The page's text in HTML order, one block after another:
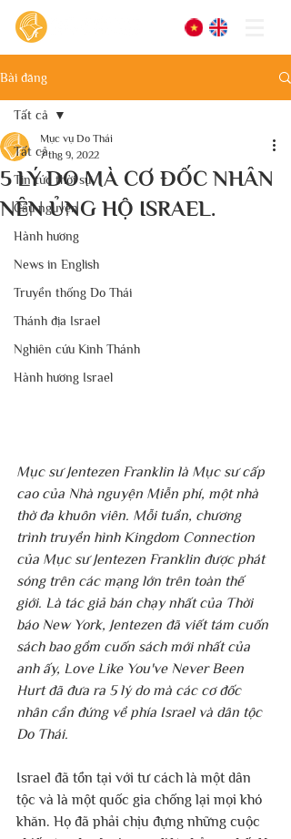
Bài đăng
Tất cả
Tin tức thời sự
Cầu nguyện
Hành hương
News in English
Truyền thống Do Thái
Thánh địa Israel
Nghiên cứu Kinh Thánh
Hành hương Israel
Tất cả
5 LÝ DO MÀ CƠ ĐỐC NHÂN
NÊN ỦNG HỘ ISRAEL.
Mục vụ Do Thái
7 thg 9, 2022
Mục sư Jentezen Franklin là Mục sư cấp
cao của Nhà nguyện Miễn phí, một nhà
thờ đa khuôn viên. Mỗi tuần, chương
trình truyền hình Kingdom Connection
của Mục sư Jentezen Franklin được phát
sóng trên các mạng lớn trên toàn thế
giới. Là tác giả bán chạy nhất của Thời
báo New York, Jentezen đã viết tám cuốn
sách bao gồm cuốn sách mới nhất của
anh ấy, Love Like You've Never Been
Hurt đã đưa ra 5 lý do mà các cơ đốc
nhân cần đứng về phía Israel và dân tộc
Do Thái.
Israel đã tồn tại với tư cách là một dân
tộc và là một quốc gia chống lại mọi khó
khăn. Họ đã phải chịu đựng những cuộc